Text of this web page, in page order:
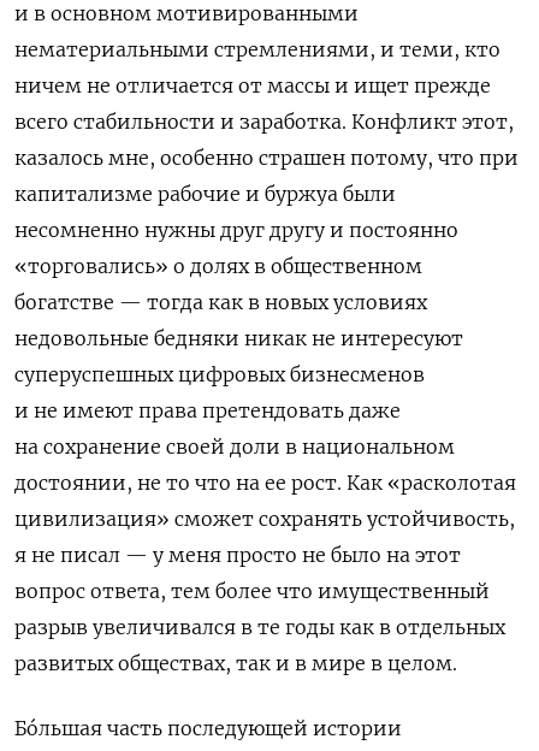
и в основном мотивированными
нематериальными стремлениями, и теми, кто
ничем не отличается от массы и ищет прежде
всего стабильности и заработка. Конфликт этот,
казалось мне, особенно страшен потому, что при
капитализме рабочие и буржуа были
несомненно нужны друг другу и постоянно
«торговались» о долях в общественном
богатстве — тогда как в новых условиях
недовольные бедняки никак не интересуют
суперуспешных цифровых бизнесменов
и не имеют права претендовать даже
на сохранение своей доли в национальном
достоянии, не то что на ее рост. Как «расколотая
цивилизация» сможет сохранять устойчивость,
я не писал — у меня просто не было на этот
вопрос ответа, тем более что имущественный
разрыв увеличивался в те годы как в отдельных
развитых обществах, так и в мире в целом.
Бóльшая часть последующей истории